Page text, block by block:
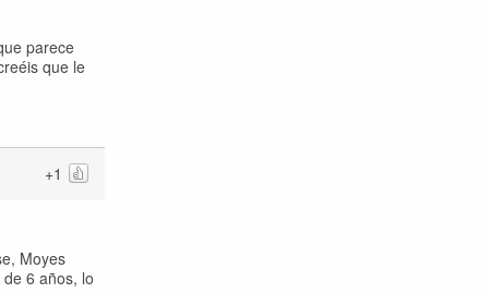
parece
que le
+1
Moyes
6 años, lo